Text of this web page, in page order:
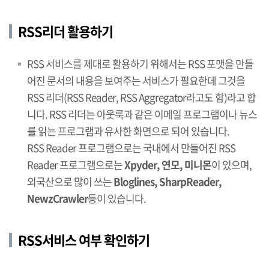
RSS리더 활용하기
RSS 서비스를 제대로 활용하기 위해서는 RSS 포맷을 만들
어진 문서의 내용을 보여주는 서비스가 필요한데 그것을
RSS 리더(RSS Reader, RSS Aggregator라고도 함)라고 합
니다. RSS 리더는 아웃룩과 같은 이메일 프로그램이나 뉴스
를 읽는 프로그램과 유사한 화면으로 되어 있습니다.
RSS Reader 프로그램으로는 국내에서 만들어진 RSS
Reader 프로그램으로는Xpyder, 연모, 미니몬이 있으며,
외국산으로 많이 쓰는Bloglines, SharpReader,
NewzCrawler등이 있습니다.
RSS서비스 여부 확인하기